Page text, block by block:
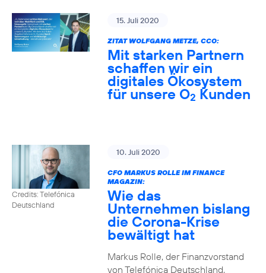
15. Juli 2020
ZITAT WOLFGANG METZE, CCO:
Mit starken Partnern
schaffen wir ein
digitales Ökosystem
für unsere O2 Kunden
Credits: Telefónica
Deutschland
10. Juli 2020
CFO MARKUS ROLLE IM FINANCE
MAGAZIN:
Wie das
Unternehmen bislang
die Corona-Krise
bewältigt hat
Markus Rolle, der Finanzvorstand
von Telefónica Deutschland,